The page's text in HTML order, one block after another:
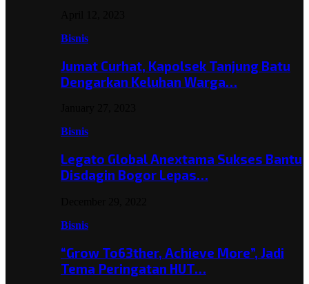
Bisnis
Jumat Curhat, Kapolsek Tanjung Batu
Dengarkan Keluhan Warga…
Bisnis
Legato Global Anextama Sukses Bantu
Disdagin Bogor Lepas…
Bisnis
“Grow To63ther, Achieve More”, Jadi
Tema Peringatan HUT…